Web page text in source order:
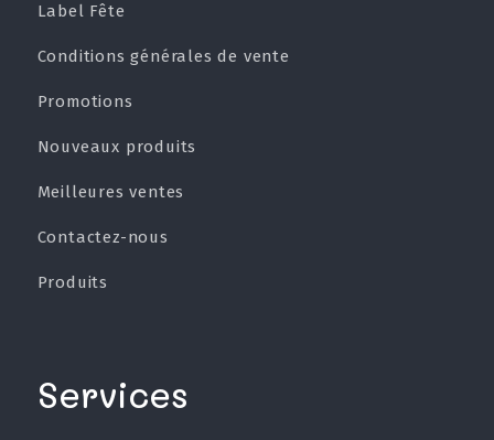
Label Fête
Conditions générales de vente
Promotions
Nouveaux produits
Meilleures ventes
Contactez-nous
Produits
Services